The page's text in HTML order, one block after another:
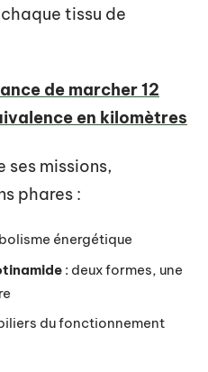
tissu de
de marcher 12
en kilomètres
ses missions,
phares :
énergétique
: deux formes, une
du fonctionnement